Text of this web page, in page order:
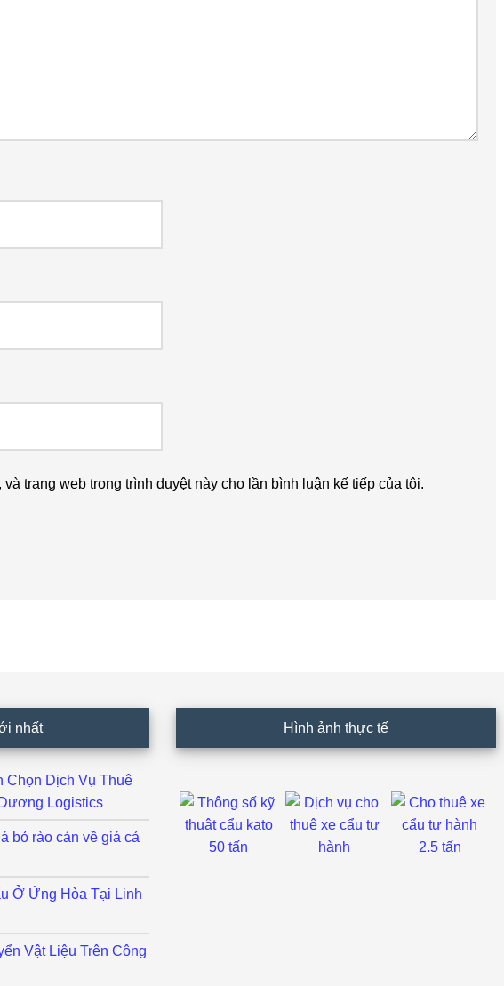
và trang web trong trình duyệt này cho lần bình luận kế tiếp của tôi.
nhất
Chọn Dịch Vụ Thuê
Logistics
bỏ rào cản về giá cả
Ở Ứng Hòa Tại Linh
Vật Liệu Trên Công
Hình ảnh thực tế